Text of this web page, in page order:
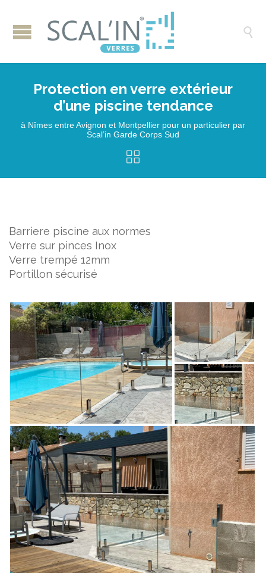

Protection en verre extérieur
d’une piscine tendance
à Nîmes entre Avignon et Montpellier pour un particulier par
Scal’in Garde Corps Sud

Barriere piscine aux normes
Verre sur pinces Inox
Verre trempé 12mm
Portillon sécurisé